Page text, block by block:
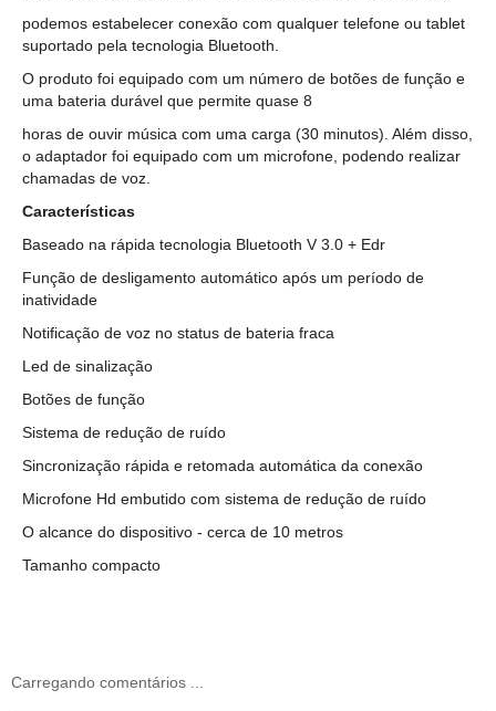
podemos estabelecer conexão com qualquer telefone ou tablet
suportado pela tecnologia Bluetooth.
O produto foi equipado com um número de botões de função e
uma bateria durável que permite quase 8
horas de ouvir música com uma carga (30 minutos). Além disso,
o adaptador foi equipado com um microfone, podendo realizar
chamadas de voz.
Características
Baseado na rápida tecnologia Bluetooth V 3.0 + Edr
Função de desligamento automático após um período de
inatividade
Notificação de voz no status de bateria fraca
Led de sinalização
Botões de função
Sistema de redução de ruído
Sincronização rápida e retomada automática da conexão
Microfone Hd embutido com sistema de redução de ruído
O alcance do dispositivo - cerca de 10 metros
Tamanho compacto
Carregando comentários ...